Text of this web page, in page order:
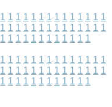
1 1 1 1 1 1 1 1 1 1 1 1 1 1
1 1 1 1 1 1 1 1 1 1 1 1 1 1
1 1 1 1 1 1 1 1 1 1 1 1
1 1 1 1 1 1 1 1 1 1 1 1 1 1
1 1 1 1 1 1 1 1 1 1 1 1 1 1
1 1 1 1 1 1 1 1 1 1 1 1